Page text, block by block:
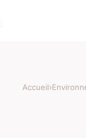
Accueil›